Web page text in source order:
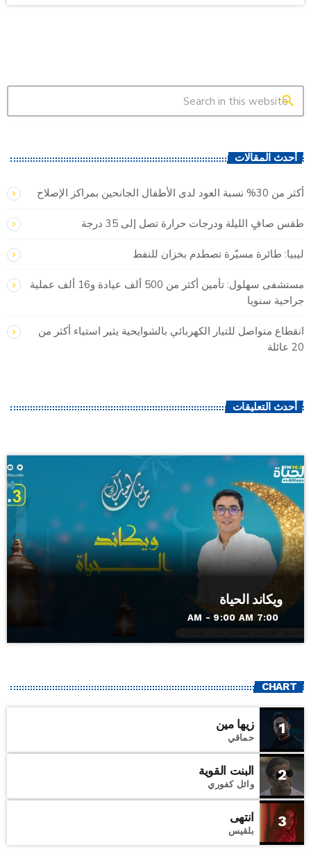
search
أحدث المقالات
أكثر من 30% نسبة العود لدى الأطفال الجانحين بمراكز الإصلاح
طقس صافٍ الليلة ودرجات حرارة تصل إلى 35 درجة
ليبيا: طائرة مسيّرة تصطدم بخزان للنفط
مستشفى سهلول: تأمين أكثر من 500 ألف عيادة و16 ألف عملية
جراحية سنويا
انقطاع متواصل للتيار الكهربائي بالشوايحية يثير استياء أكثر من
20 عائلة
أحدث التعليقات
ويكاند الحياة
7:00 AM - 9:00 AM
CHART
1 زيها مين
حماقي
2 البنت القوية
وائل كفوري
3 انتهى
بلقيس